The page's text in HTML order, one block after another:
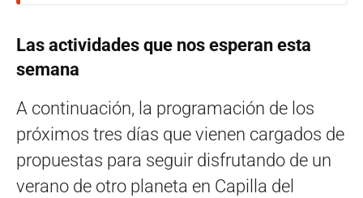
Las actividades que nos esperan esta
semana
A continuación, la programación de los
próximos tres días que vienen cargados de
propuestas para seguir disfrutando de un
verano de otro planeta en Capilla del